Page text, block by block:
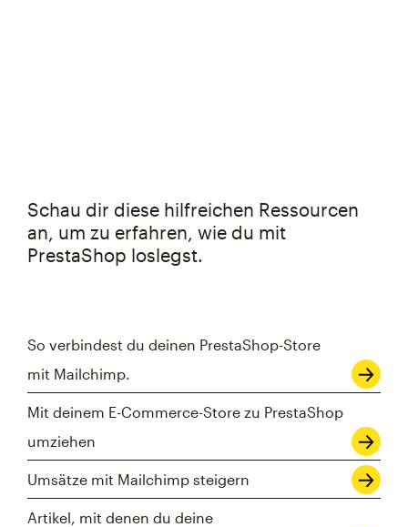
Schau dir diese hilfreichen Ressourcen
an, um zu erfahren, wie du mit
PrestaShop loslegst.
So verbindest du deinen PrestaShop-Store
mit Mailchimp.
Mit deinem E-Commerce-Store zu PrestaShop
umziehen
Umsätze mit Mailchimp steigern
Artikel, mit denen du deine